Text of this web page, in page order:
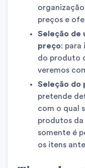
preços e
Seleção de
preço: para
do produto
veremos
Seleção do
pretende
com o qual
produtos da
somente é
os itens